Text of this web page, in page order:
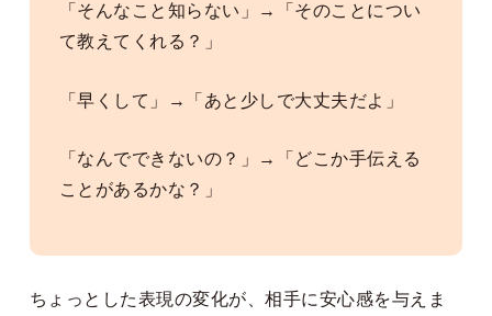
「そんなこと知らない」→「そのことについ
て教えてくれる？」
「早くして」→「あと少しで大丈夫だよ」
「なんでできないの？」→「どこか手伝える
ことがあるかな？」
ちょっとした表現の変化が、相手に安心感を与えま